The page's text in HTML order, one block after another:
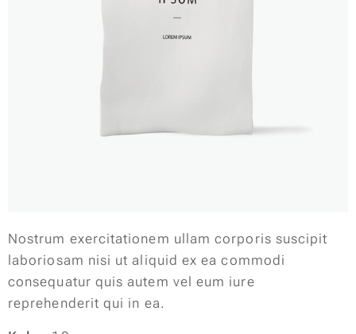
Nostrum exercitationem ullam corporis suscipit
laboriosam nisi ut aliquid ex ea commodi
consequatur quis autem vel eum iure
reprehenderit qui in ea.